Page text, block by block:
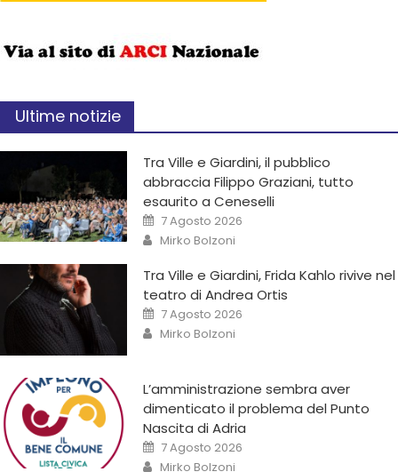
Ultime notizie
Tra Ville e Giardini, il pubblico
abbraccia Filippo Graziani, tutto
esaurito a Ceneselli
7 Agosto 2026
Mirko Bolzoni
Tra Ville e Giardini, Frida Kahlo rivive nel
teatro di Andrea Ortis
7 Agosto 2026
Mirko Bolzoni
L’amministrazione sembra aver
dimenticato il problema del Punto
Nascita di Adria
7 Agosto 2026
Mirko Bolzoni